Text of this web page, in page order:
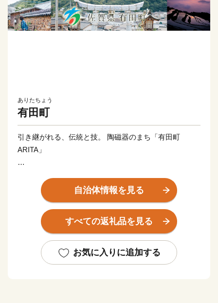
ありたちょう
有田町
引き継がれる、伝統と技。 陶磁器のまち「有田町
ARITA」
美しい景観を 誇る田園地帯や、黒髪連山など豊かな自
然に恵まれ、古くからやきものの町として栄えました。
よって始められた、日本で最初の磁器で、2016年に創
業400年を迎えました。
自治体情報を見る
すべての返礼品を見る
お気に入りに追加する